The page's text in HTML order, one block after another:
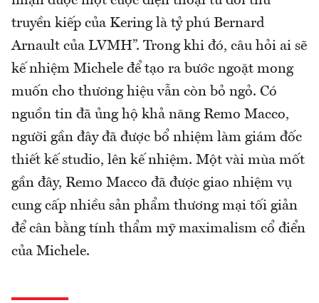
truyền kiếp của Kering là tỷ phú Bernard
Arnault của LVMH”. Trong khi đó, câu hỏi ai sẽ
kế nhiệm Michele để tạo ra bước ngoặt mong
muốn cho thương hiệu vẫn còn bỏ ngỏ. Có
nguồn tin đã ủng hộ khả năng Remo Macco,
người gần đây đã được bổ nhiệm làm giám đốc
thiết kế studio, lên kế nhiệm. Một vài mùa mốt
gần đây, Remo Macco đã được giao nhiệm vụ
cung cấp nhiều sản phẩm thương mại tối giản
để cân bằng tính thẩm mỹ maximalism cổ điển
của Michele.